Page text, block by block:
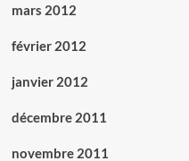
mars 2012
février 2012
janvier 2012
décembre 2011
novembre 2011